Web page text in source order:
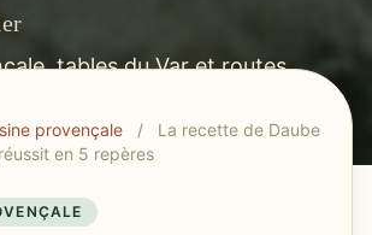
tables du Var et routes
provençale /
La recette de Daube
en 5 repères